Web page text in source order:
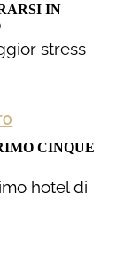
IN
stress
CINQUE
hotel di